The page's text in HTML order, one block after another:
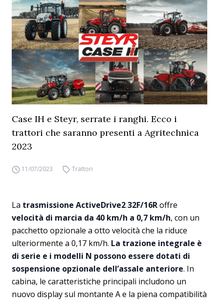
Case IH e Steyr, serrate i ranghi. Ecco i
trattori che saranno presenti a Agritechnica
2023
11/07/2023 Trattori
La trasmissione ActiveDrive2 32F/16Roffre
velocità di marcia da 40 km/h a 0,7 km/h, con un
pacchetto opzionale a otto velocità che la riduce
ulteriormente a 0,17 km/h. La trazione integrale è
di serie e i modelli N possono essere dotati di
sospensione opzionale dell’assale anteriore. In
cabina, le caratteristiche principali includono un
nuovo display sul montante A e la piena compatibilità